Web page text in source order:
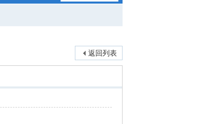
返回列表